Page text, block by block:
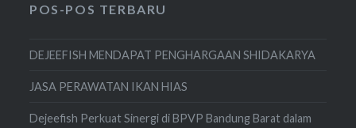
POS-POS TERBARU
DEJEEFISH MENDAPAT PENGHARGAAN SHIDAKARYA
JASA PERAWATAN IKAN HIAS
Dejeefish Perkuat Sinergi di BPVP Bandung Barat dalam